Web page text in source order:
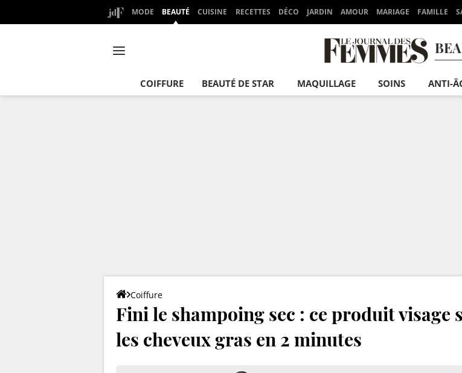
MODE BEAUTÉ CUISINE RECETTES DÉCO JARDIN AMOUR MARIAGE FAMILLE
COIFFURE BEAUTÉ DE STAR MAQUILLAGE SOINS ANTI-
Coiffure
Fini le shampoing sec : ce produit visage
les cheveux gras en 2 minutes